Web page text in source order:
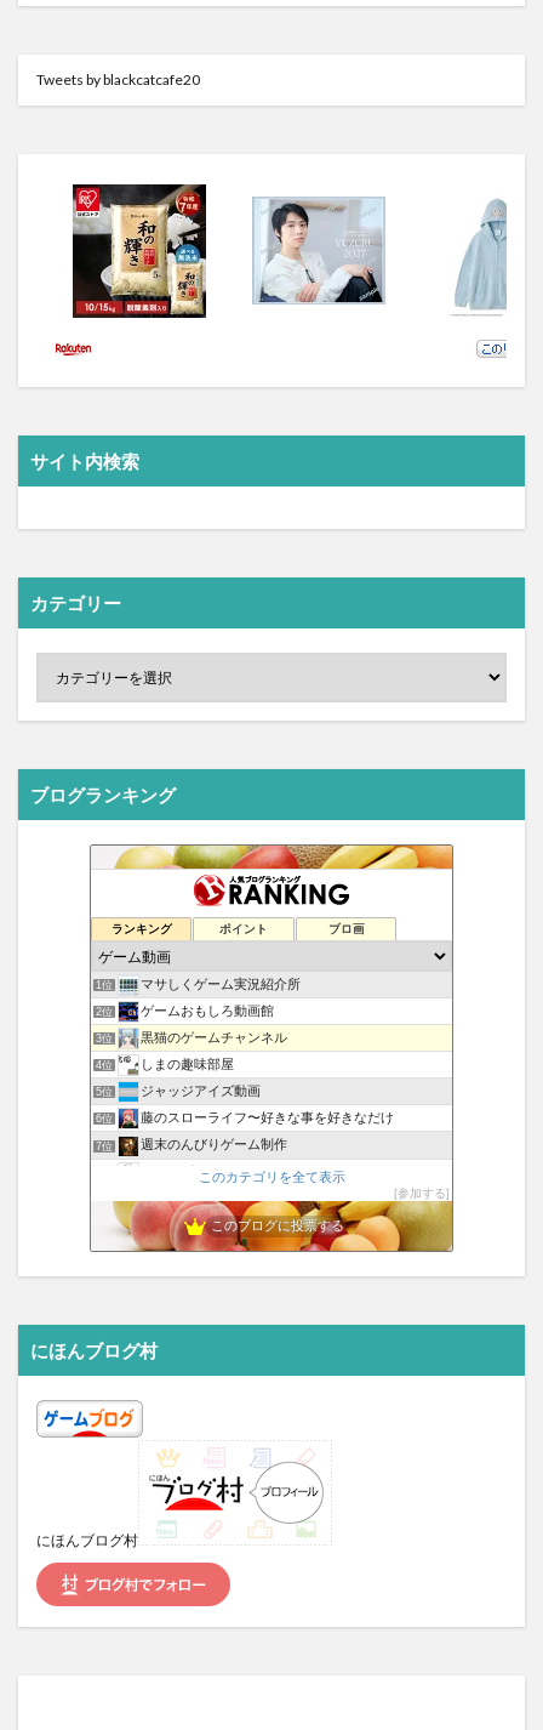
Tweets by blackcatcafe20
サイト内検索
カテゴリー
ブログランキング
ランキング ポイント ブロ画
1位 マサしくゲーム実況紹介所
2位 ゲームおもしろ動画館
3位 黒猫のゲームチャンネル
4位 しまの趣味部屋
5位 ジャッジアイズ動画
6位 藤のスローライフ〜好きな事を好きなだけ
7位 週末のんびりゲーム制作
エクスプロレゲームズ
PinkVery-TV
平成レトロゲーム攻略館 ~ あの頃の熱狂をもう一度
11位 Epicorders | ゲーム・SNS・話題のニュース
12位 だらだらしていこう
15位 ヒイコの日記(ゲーム実況)
このカテゴリを全て表示
参加する
このブログに投票する
にほんブログ村
にほんブログ村